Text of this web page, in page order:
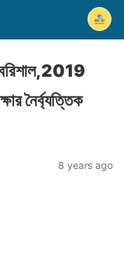
নৈর্ব্যত্তিক
8 years ago